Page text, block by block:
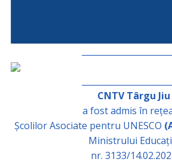
CNTV Târgu Jiu
a fost admis în
Școlilor Asociate pentru UNESCO
Ministrului
nr. 3133/